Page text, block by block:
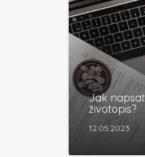
Jak
životopis?
12.05.2023